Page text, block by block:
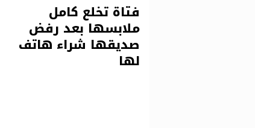
فتاة تخلع كامل
ملابسها بعد رفض
صديقها شراء هاتف
لها